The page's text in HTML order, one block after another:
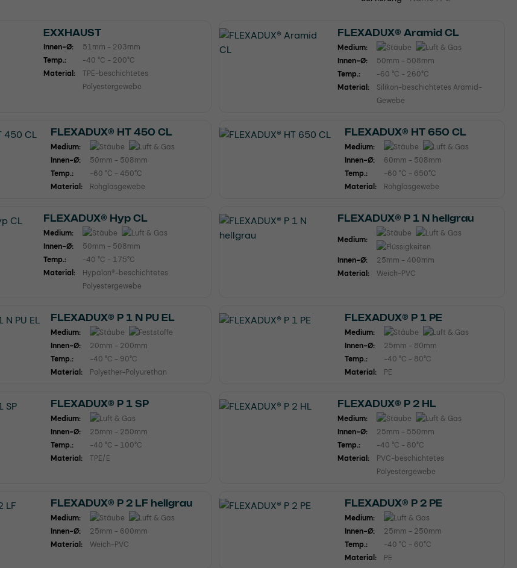
EXXHAUST
Innen-Ø:
51mm - 203mm
Temp.:
-40 °C - 200°C
Material:
TPE-beschichtetes
Polyestergewebe
FLEXADUX® Aramid CL
Medium:
Innen-Ø:
50mm - 508mm
Temp.:
-60 °C - 260°C
Material:
Silikon-beschichtetes Aramid-
Gewebe
FLEXADUX® HT 450 CL
Medium:
Innen-Ø:
50mm - 508mm
Temp.:
-60 °C - 450°C
Material:
Rohglasgewebe
FLEXADUX® HT 650 CL
Medium:
Innen-Ø:
60mm - 508mm
Temp.:
-60 °C - 650°C
Material:
Rohglasgewebe
FLEXADUX® Hyp CL
Medium:
Innen-Ø:
50mm - 508mm
Temp.:
-40 °C - 175°C
Material:
Hypalon®-beschichtetes
Polyestergewebe
FLEXADUX® P 1 N hellgrau
Medium:
Innen-Ø:
25mm - 400mm
Material:
Weich-PVC
FLEXADUX® P 1 N PU EL
Medium:
Innen-Ø:
20mm - 200mm
Temp.:
-40 °C - 90°C
Material:
Polyether-Polyurethan
FLEXADUX® P 1 PE
Medium:
Innen-Ø:
25mm - 80mm
Temp.:
-40 °C - 80°C
Material:
PE
FLEXADUX® P 1 SP
Medium:
Innen-Ø:
25mm - 250mm
Temp.:
-40 °C - 100°C
Material:
TPE/E
FLEXADUX® P 2 HL
Medium:
Innen-Ø:
25mm - 550mm
Temp.:
-40 °C - 80°C
Material:
PVC-beschichtetes
Polyestergewebe
FLEXADUX® P 2 LF hellgrau
Medium:
Innen-Ø:
25mm - 600mm
Material:
Weich-PVC
FLEXADUX® P 2 PE
Medium:
Innen-Ø:
25mm - 250mm
Temp.:
-40 °C - 60°C
Material:
PE